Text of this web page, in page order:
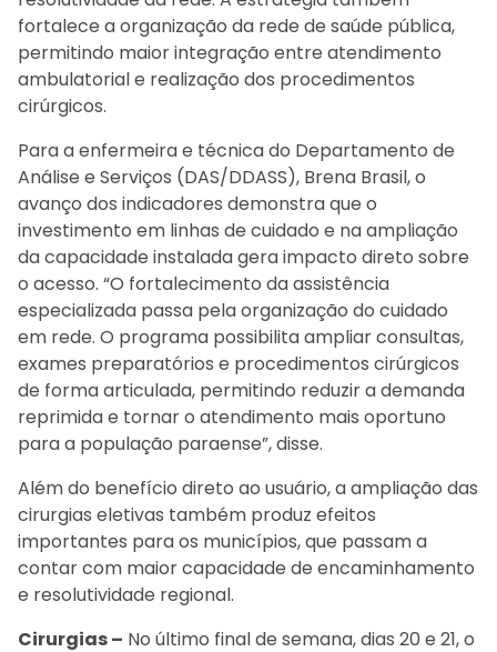
fortalece a organização da rede de saúde pública,
permitindo maior integração entre atendimento
ambulatorial e realização dos procedimentos
cirúrgicos.
Para a enfermeira e técnica do Departamento de
Análise e Serviços (DAS/DDASS), Brena Brasil, o
avanço dos indicadores demonstra que o
investimento em linhas de cuidado e na ampliação
da capacidade instalada gera impacto direto sobre
o acesso. “O fortalecimento da assistência
especializada passa pela organização do cuidado
em rede. O programa possibilita ampliar consultas,
exames preparatórios e procedimentos cirúrgicos
de forma articulada, permitindo reduzir a demanda
reprimida e tornar o atendimento mais oportuno
para a população paraense”, disse.
Além do benefício direto ao usuário, a ampliação das
cirurgias eletivas também produz efeitos
importantes para os municípios, que passam a
contar com maior capacidade de encaminhamento
e resolutividade regional.
Cirurgias – No último final de semana, dias 20 e 21, o